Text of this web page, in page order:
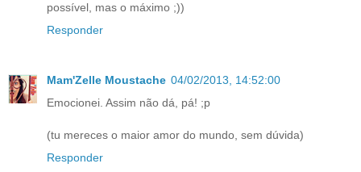
possível, mas o máximo ;))
Responder
Mam'Zelle Moustache 04/02/2013, 14:52:00
Emocionei. Assim não dá, pá! ;p
(tu mereces o maior amor do mundo, sem dúvida)
Responder